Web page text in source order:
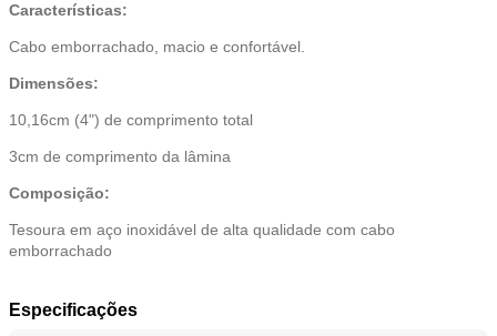
Características:
Cabo emborrachado, macio e confortável.
Dimensões:
10,16cm (4") de comprimento total
3cm de comprimento da lâmina
Composição:
Tesoura em aço inoxidável de alta qualidade com cabo
emborrachado
Especificações